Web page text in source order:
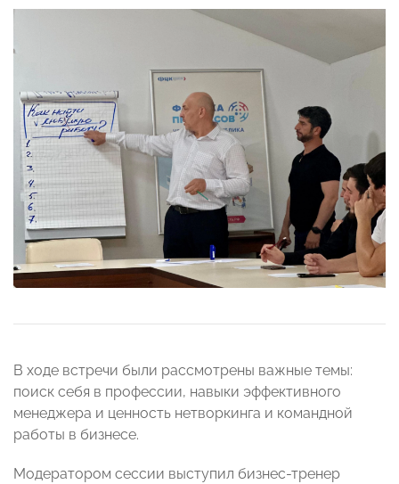
В ходе встречи были рассмотрены важные темы:
поиск себя в профессии, навыки эффективного
менеджера и ценность нетворкинга и командной
работы в бизнесе.
Модератором сессии выступил бизнес-тренер